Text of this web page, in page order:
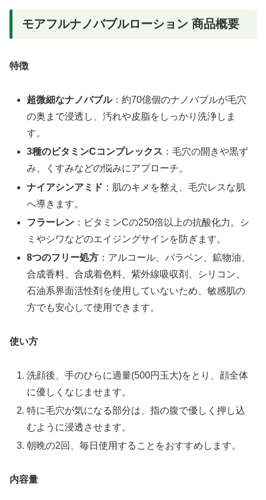
モアフルナノバブルローション 商品概要
特徴
超微細なナノバブル：約70億個のナノバブルが毛穴
の奥まで浸透し、汚れや皮脂をしっかり洗浄しま
す。
3種のビタミンCコンプレックス ：毛穴の開きや黒ず
み、くすみなどの悩みにアプローチ。
ナイアシンアミド ：肌のキメを整え、毛穴レスな肌
へ導きます。
フラーレン ：ビタミンCの250倍以上の抗酸化力。シ
ミやシワなどのエイジングサインを防ぎます。
8つのフリー処方 ：アルコール、パラベン、鉱物油、
合成香料、合成着色料、紫外線吸収剤、シリコン、
石油系界面活性剤を使用していないため、敏感肌の
方でも安心して使用できます。
使い方
洗顔後、手のひらに適量(500円玉大)をとり、顔全体
に優しくなじませます。
特に毛穴が気になる部分は、指の腹で優しく押し込
むように浸透させます。
朝晩の2回、毎日使用することをおすすめします。
内容量